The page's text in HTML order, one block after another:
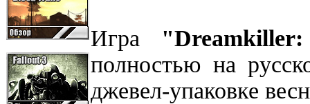
Игра
полностью на
джевел-упаковке